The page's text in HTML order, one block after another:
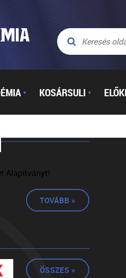
▼ KOSÁRSULI ▼
Alapítványt!
TOVÁBB »
ÖSSZES »